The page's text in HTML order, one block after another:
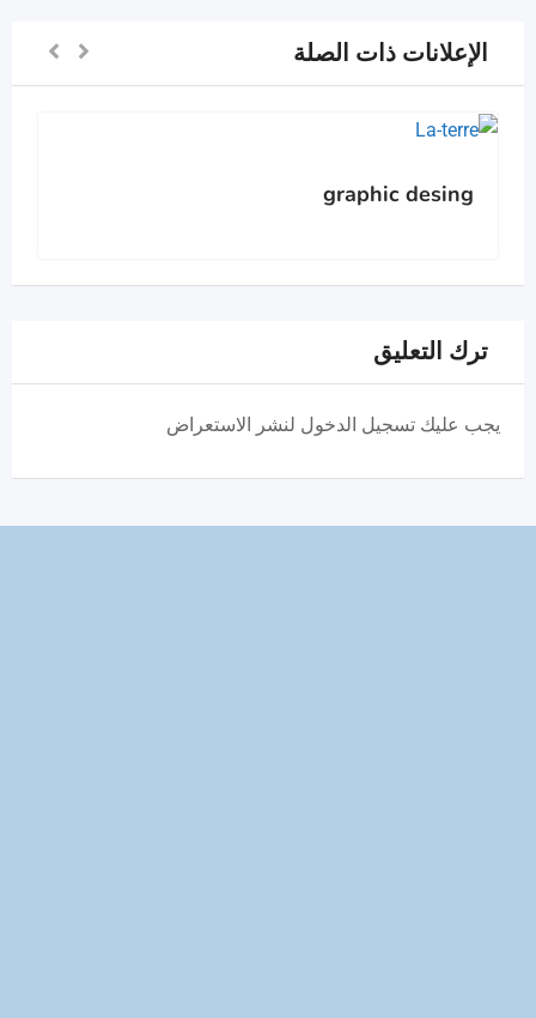
الإعلانات ذات الصلة
graphic desing
ترك التعليق
يجب عليك تسجيل الدخول لنشر الاستعراض